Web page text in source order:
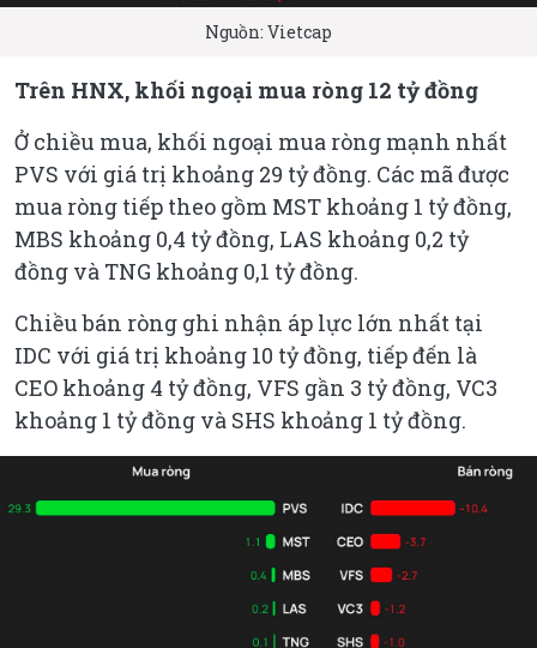
Nguồn: Vietcap
Trên HNX, khối ngoại mua ròng 12 tỷ đồng
Ở chiều mua, khối ngoại mua ròng mạnh nhất
PVS với giá trị khoảng 29 tỷ đồng. Các mã được
mua ròng tiếp theo gồm MST khoảng 1 tỷ đồng,
MBS khoảng 0,4 tỷ đồng, LAS khoảng 0,2 tỷ
đồng và TNG khoảng 0,1 tỷ đồng.
Chiều bán ròng ghi nhận áp lực lớn nhất tại
IDC với giá trị khoảng 10 tỷ đồng, tiếp đến là
CEO khoảng 4 tỷ đồng, VFS gần 3 tỷ đồng, VC3
khoảng 1 tỷ đồng và SHS khoảng 1 tỷ đồng.